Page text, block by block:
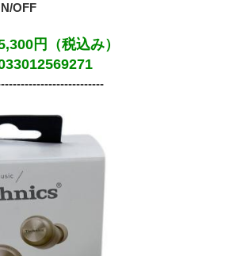
OFF
円（税込み）